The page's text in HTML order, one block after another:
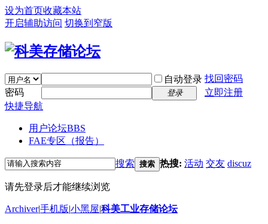
设为首页收藏本站
开启辅助访问 切换到窄版
自动登录 找回密码
密码
登录
立即注册
快捷导航
用户论坛BBS
FAE专区（报告）
搜索 搜索 热搜: 活动 交友 discuz
请先登录后才能继续浏览
Archiver|手机版|小黑屋|科美工业存储论坛